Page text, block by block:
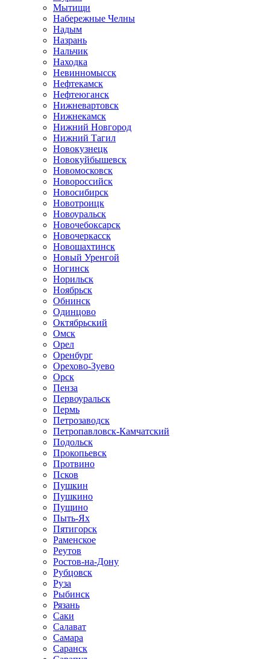
Мытищи
Набережные Челны
Надым
Назрань
Нальчик
Находка
Невинномысск
Нефтекамск
Нефтеюганск
Нижневартовск
Нижнекамск
Нижний Новгород
Нижний Тагил
Новокузнецк
Новокуйбышевск
Новомосковск
Новороссийск
Новосибирск
Новотроицк
Новоуральск
Новочебоксарск
Новочеркасск
Новошахтинск
Новый Уренгой
Ногинск
Норильск
Ноябрьск
Обнинск
Одинцово
Октябрьский
Омск
Орел
Оренбург
Орехово-Зуево
Орск
Пенза
Первоуральск
Пермь
Петрозаводск
Петропавловск-Камчатский
Подольск
Прокопьевск
Протвино
Псков
Пушкин
Пушкино
Пущино
Пыть-Ях
Пятигорск
Раменское
Реутов
Ростов-на-Дону
Рубцовск
Руза
Рыбинск
Рязань
Саки
Салават
Самара
Саранск